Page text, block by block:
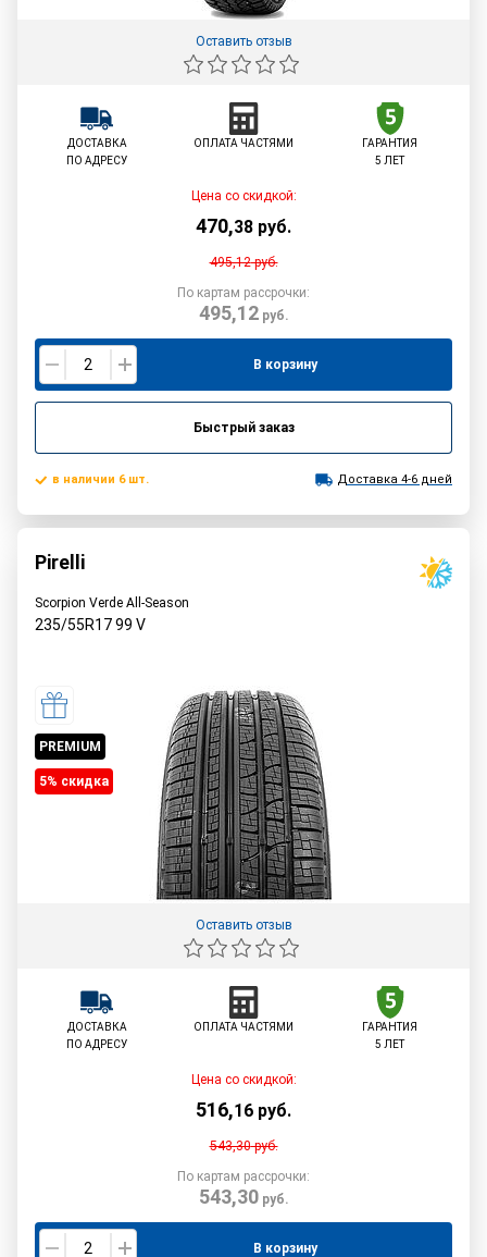
Оставить отзыв
ДОСТАВКА
ПО АДРЕСУ
ОПЛАТА ЧАСТЯМИ
ГАРАНТИЯ
5 ЛЕТ
Цена со скидкой:
470,38 руб.
495,12руб.
По картам рассрочки:
495,12руб.
В корзину
Быстрый заказ
в наличии 6 шт. Доставка 4-6 дней
Pirelli
Scorpion Verde All-Season
235/55R1799 V
PREMIUM
5% cкидка
Оставить отзыв
ДОСТАВКА
ПО АДРЕСУ
ОПЛАТА ЧАСТЯМИ
ГАРАНТИЯ
5 ЛЕТ
Цена со скидкой:
516,16 руб.
543,30руб.
По картам рассрочки:
543,30руб.
В корзину